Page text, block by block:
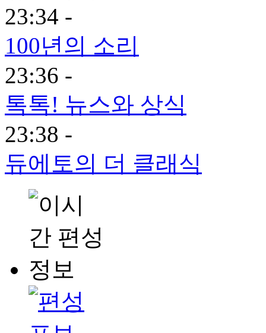
23:34 -
100년의 소리
23:36 -
톡톡! 뉴스와 상식
23:38 -
듀에토의 더 클래식